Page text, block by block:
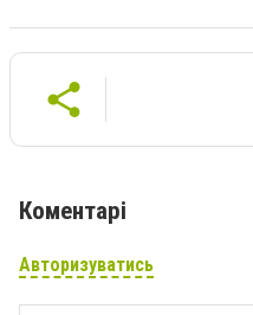
Коментарі
Авторизуватись